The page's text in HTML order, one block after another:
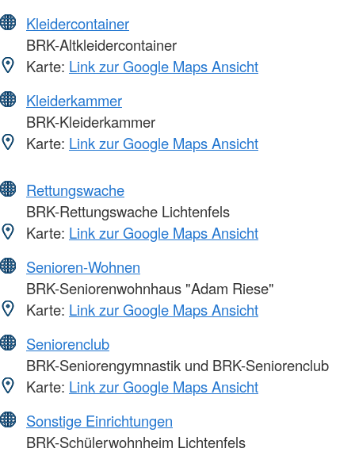
Kleidercontainer
BRK-Altkleidercontainer
Karte: Link zur Google Maps Ansicht
Kleiderkammer
BRK-Kleiderkammer
Karte: Link zur Google Maps Ansicht
Rettungswache
BRK-Rettungswache Lichtenfels
Karte: Link zur Google Maps Ansicht
Senioren-Wohnen
BRK-Seniorenwohnhaus "Adam Riese"
Karte: Link zur Google Maps Ansicht
Seniorenclub
BRK-Seniorengymnastik und BRK-Seniorenclub
Karte: Link zur Google Maps Ansicht
Sonstige Einrichtungen
BRK-Schülerwohnheim Lichtenfels